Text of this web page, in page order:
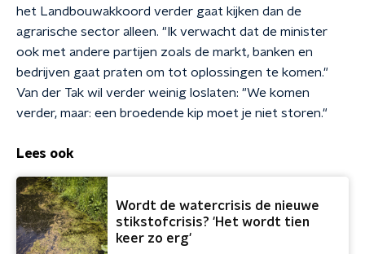
het Landbouwakkoord verder gaat kijken dan de
agrarische sector alleen. "Ik verwacht dat de minister
ook met andere partijen zoals de markt, banken en
bedrijven gaat praten om tot oplossingen te komen."
Van der Tak wil verder weinig loslaten: "We komen
verder, maar: een broedende kip moet je niet storen."
Lees ook
Wordt de watercrisis de nieuwe
stikstofcrisis? 'Het wordt tien
keer zo erg'